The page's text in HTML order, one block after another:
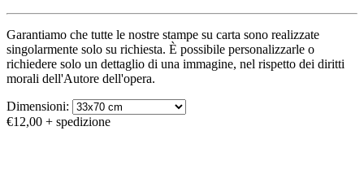
Garantiamo che tutte le nostre stampe su carta sono realizzate
singolarmente solo su richiesta. È possibile personalizzarle o
richiedere solo un dettaglio di una immagine, nel rispetto dei diritti
morali dell'Autore dell'opera.
Dimensioni:
€12,00 + spedizione